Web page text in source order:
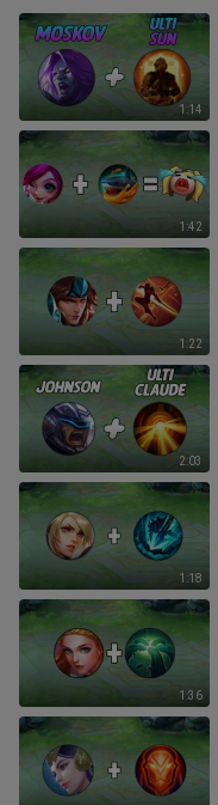
1:14
1:42
1:22
2:03
1:18
1:36